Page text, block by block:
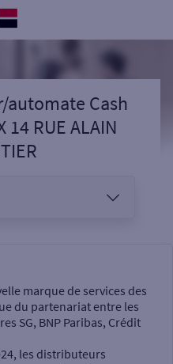
Cash
14 RUE ALAIN
marque de services des
du partenariat entre les
SG, BNP Paribas, Crédit
les distributeurs